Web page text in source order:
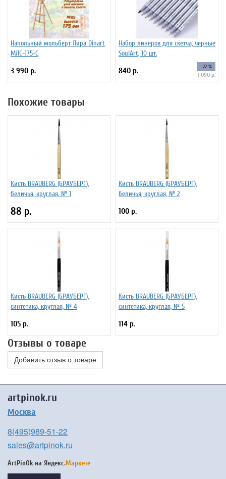
Напольный мольберт Лира Dinart
МЛС-175-С
3 990 р.
Набор линеров для скетча, черные
SoulArt, 10 шт.
840 р. -22 %
1 090 р.
Похожие товары
Кисть BRAUBERG (БРАУБЕРГ),
беличья, круглая, № 1
88 р.
Кисть BRAUBERG (БРАУБЕРГ),
беличья, круглая, № 2
100 р.
Кисть BRAUBERG (БРАУБЕРГ),
синтетика, круглая, № 4
105 р.
Кисть BRAUBERG (БРАУБЕРГ),
синтетика, круглая, № 5
114 р.
Отзывы о товаре
Добавить отзыв о товаре
artpinok.ru
Москва
8(495)989-51-22
sales@artpinok.ru
ArtPinOk на Яндекс.Маркете